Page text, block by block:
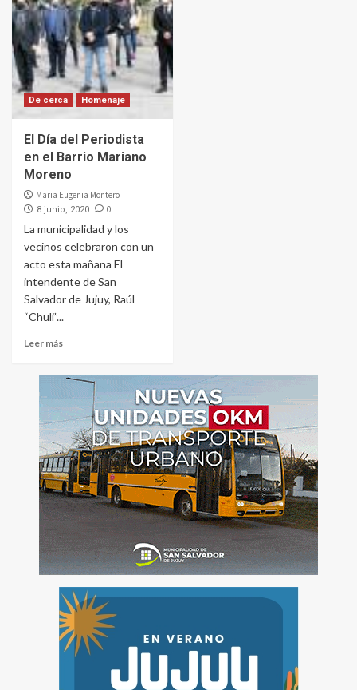
De cerca Homenaje
El Día del Periodista
en el Barrio Mariano
Moreno
Maria Eugenia Montero
8 junio, 2020 0
La municipalidad y los
vecinos celebraron con un
acto esta mañana El
intendente de San
Salvador de Jujuy, Raúl
“Chuli”...
Leer más